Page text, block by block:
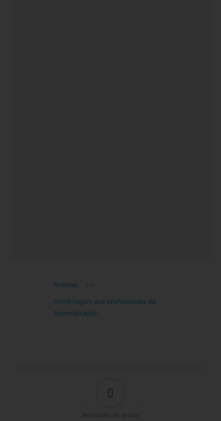
Notícias >>
Homenagem aos profissionais da
Administração:
0
Avaliação do artigo